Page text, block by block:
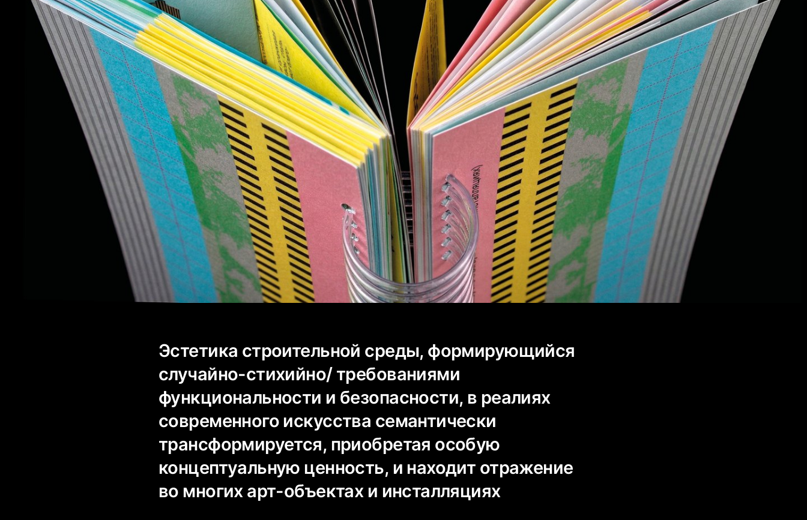
Эстетика строительной среды, формирующийся
случайно-стихийно/ требованиями
функциональности и безопасности, в реалиях
современного искусства семантически
трансформируется, приобретая особую
концептуальную ценность, и находит отражение
во многих арт-объектах и инсталляциях